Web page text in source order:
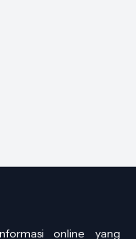
online yang